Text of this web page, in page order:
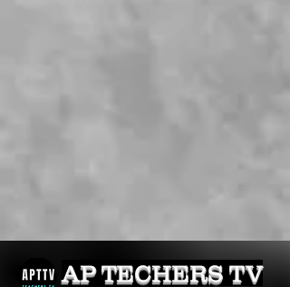
AP TECHERS TV